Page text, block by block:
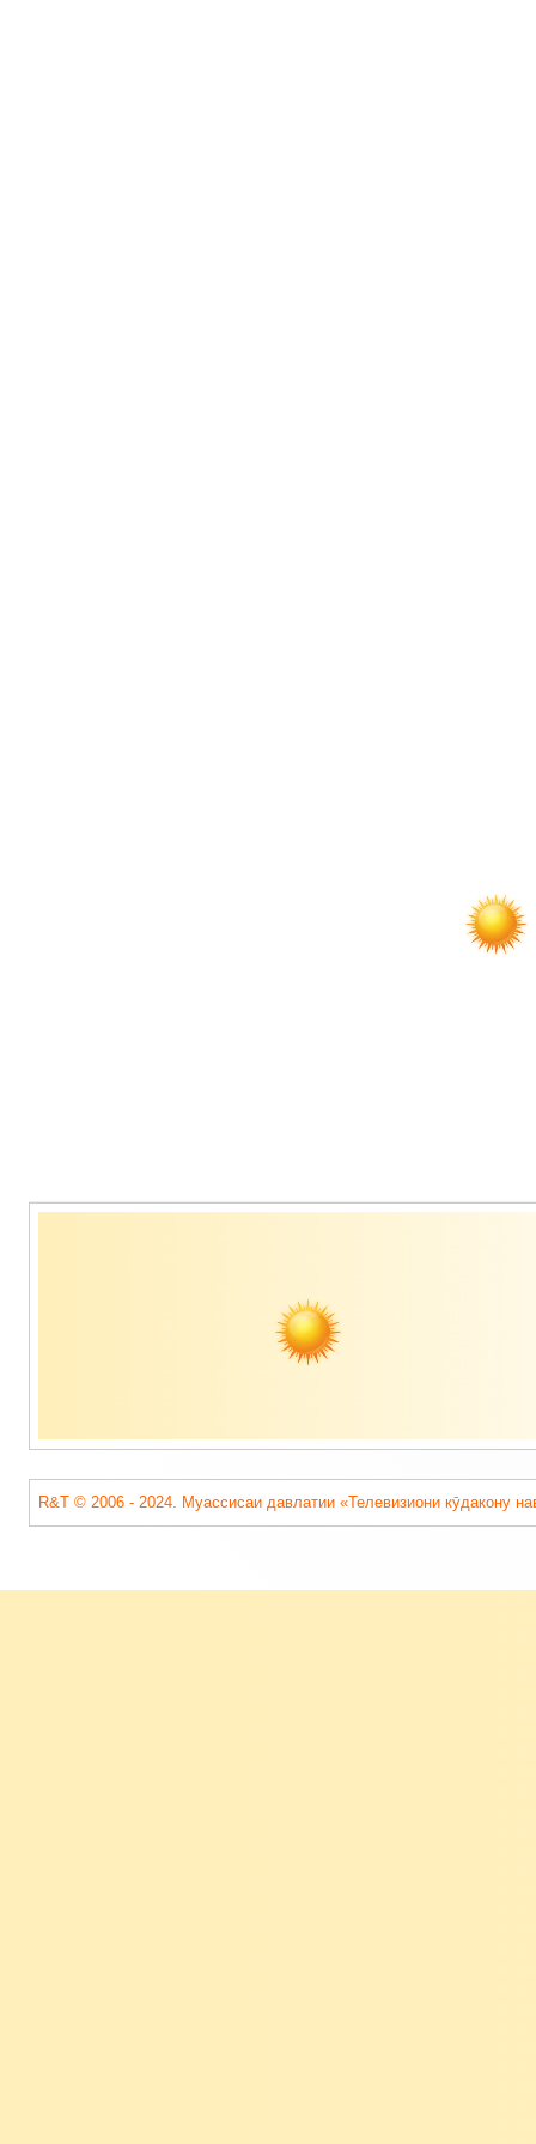
Содержимое
R&T © 2006 - 2024. Муассисаи давлатии «Телевизиони кӯдакону